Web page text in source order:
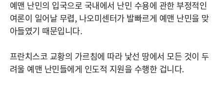
예맨 난민의 입국으로 국내에서 난민 수용에 관한 부정적인
여론이 일어날 무렵, 나오미센터가 발빠르게 예맨 난민을 맞
아들였기 때문입니다.
프란치스코 교황의 가르침에 따라 낯선 땅에서 모든 것이 두
려울 예맨 난민들에게 인도적 지원을 수행한 겁니다.